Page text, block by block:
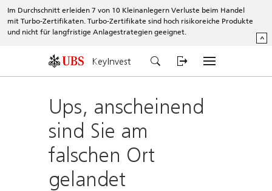
Im Durchschnitt erleiden 7 von 10 Kleinanlegern Verluste beim Handel
mit Turbo-Zertifikaten. Turbo-Zertifikate sind hoch risikoreiche Produkte
und nicht für langfristige Anlagestrategien geeignet.
^
KeyInvest
Ups, anscheinend
sind Sie am
falschen Ort
gelandet